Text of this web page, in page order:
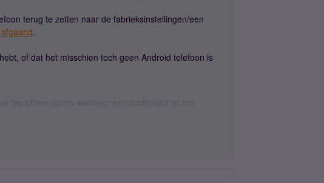
terug te zetten naar de fabrieksinstellingen/een
.
of dat het misschien toch geen Android telefoon is